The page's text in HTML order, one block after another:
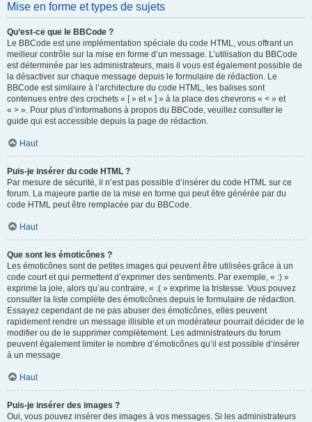
Mise en forme et types de sujets
Qu’est-ce que le BBCode ?
Le BBCode est une implémentation spéciale du code HTML, vous offrant un
meilleur contrôle sur la mise en forme d’un message. L’utilisation du BBCode
est déterminée par les administrateurs, mais il vous est également possible de
la désactiver sur chaque message depuis le formulaire de rédaction. Le
BBCode est similaire à l’architecture du code HTML, les balises sont
contenues entre des crochets « [ » et « ] » à la place des chevrons « < » et
« > ». Pour plus d’informations à propos du BBCode, veuillez consulter le
guide qui est accessible depuis la page de rédaction.
Haut
Puis-je insérer du code HTML ?
Par mesure de sécurité, il n’est pas possible d’insérer du code HTML sur ce
forum. La majeure partie de la mise en forme qui peut être générée par du
code HTML peut être remplacée par du BBCode.
Haut
Que sont les émoticônes ?
Les émoticônes sont de petites images qui peuvent être utilisées grâce à un
code court et qui permettent d’exprimer des sentiments. Par exemple, « :) »
exprime la joie, alors qu’au contraire, « :( » exprime la tristesse. Vous pouvez
consulter la liste complète des émoticônes depuis le formulaire de rédaction.
Essayez cependant de ne pas abuser des émoticônes, elles peuvent
rapidement rendre un message illisible et un modérateur pourrait décider de le
modifier ou de le supprimer complètement. Les administrateurs du forum
peuvent également limiter le nombre d’émoticônes qu’il est possible d’insérer
à un message.
Haut
Puis-je insérer des images ?
Oui, vous pouvez insérer des images à vos messages. Si les administrateurs